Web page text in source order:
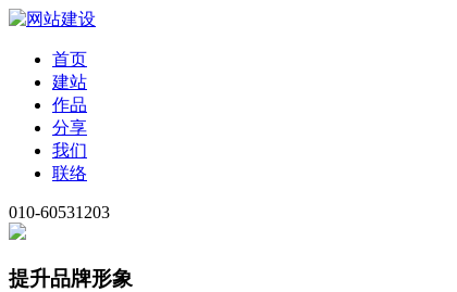
首页
建站
作品
分享
我们
联络
010-60531203
提升品牌形象